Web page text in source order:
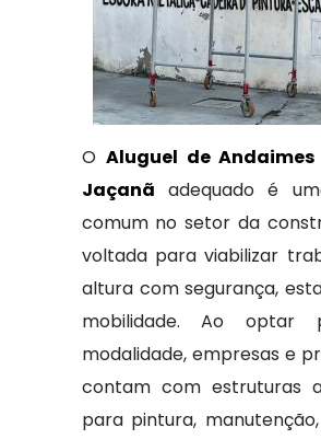
O Aluguel de
Jaçanã adequado é
comum no setor da
voltada para viabilizar
altura com segurança,
mobilidade. Ao optar
modalidade, empresas e
contam com estruturas
para pintura,